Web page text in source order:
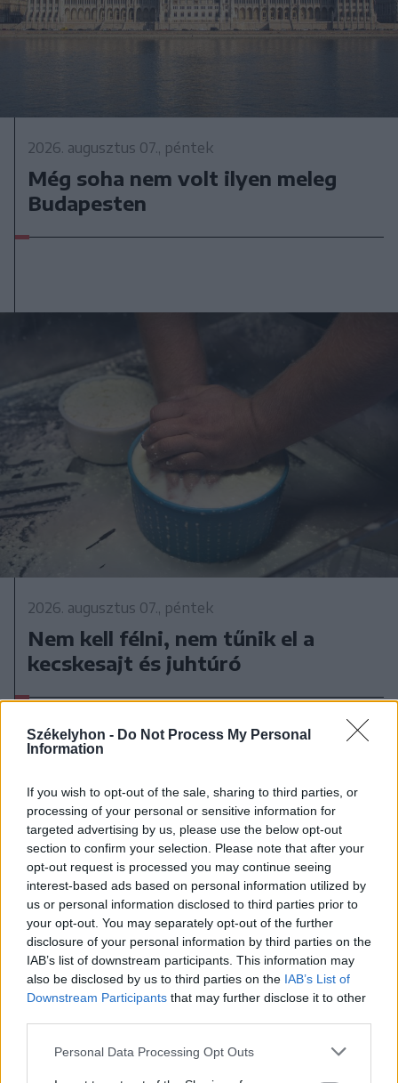
Székelyhon - Do Not Process My Personal
Information
If you wish to opt-out of the sale, sharing to third parties, or
processing of your personal or sensitive information for
targeted advertising by us, please use the below opt-out
section to confirm your selection. Please note that after your
opt-out request is processed you may continue seeing
interest-based ads based on personal information utilized by
us or personal information disclosed to third parties prior to
your opt-out. You may separately opt-out of the further
disclosure of your personal information by third parties on the
IAB’s list of downstream participants. This information may
also be disclosed by us to third parties on the IAB’s List of
Downstream Participants that may further disclose it to other
Personal Data Processing Opt Outs
2026. augusztus 07., péntek
Még soha nem volt ilyen meleg
Budapesten
2026. augusztus 07., péntek
Nem kell félni, nem tűnik el a
kecskesajt és juhtúró
2026. augusztus 06., csütörtök
Netflixen kaphatunk először
játékmenetébe